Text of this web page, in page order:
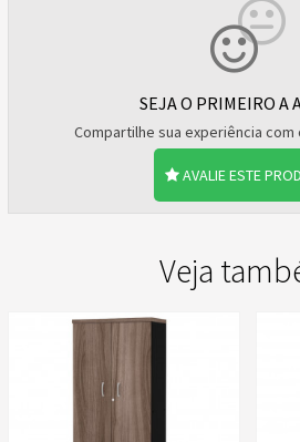
SEJA O PRIMEIRO A
Compartilhe sua experiência
AVALIE ESTE
Veja